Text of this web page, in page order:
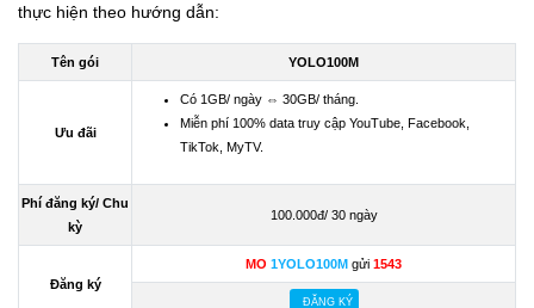
thực hiện theo hướng dẫn:
Tên gói YOLO100M
Ưu đãi
Có 1GB/ ngày ⇔ 30GB/ tháng.
Miễn phí 100% data truy cập YouTube, Facebook,
TikTok, MyTV.
Phí đăng ký/ Chu
kỳ
100.000đ/ 30 ngày
Đăng ký
MO 1YOLO100M gửi 1543
ĐĂNG KÝ